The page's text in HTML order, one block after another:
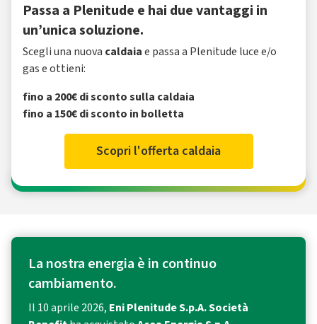
Passa a Plenitude e hai due vantaggi in
un’unica soluzione.
Scegli una nuova caldaiae passa a Plenitude luce e/o
gas e ottieni:
fino a 200€ di sconto sulla caldaia
fino a 150€ di sconto in bolletta
Scopri l'offerta caldaia
La nostra energia è in continuo
cambiamento.
Il 10 aprile 2026, Eni Plenitude S.p.A. Società